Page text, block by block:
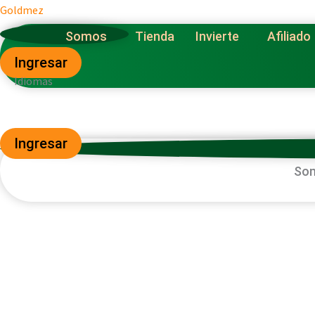
Ir
al
contenido
Goldmez
Somos Tienda Invierte Afiliado
Ingresar
Idiomas
Ingresar